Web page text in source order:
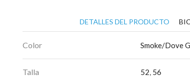
DETALLES DEL PRODUCTO
Color Smoke/Dove
Talla 52, 56